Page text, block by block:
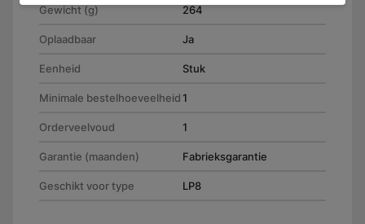
Gewicht (g) 264
Oplaadbaar Ja
Eenheid Stuk
Minimale bestelhoeveelheid1
Orderveelvoud 1
Garantie (maanden) Fabrieksgarantie
Geschikt voor type LP8